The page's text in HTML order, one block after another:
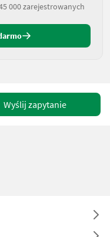
000 zarejestrowanych
Wyślij zapytanie